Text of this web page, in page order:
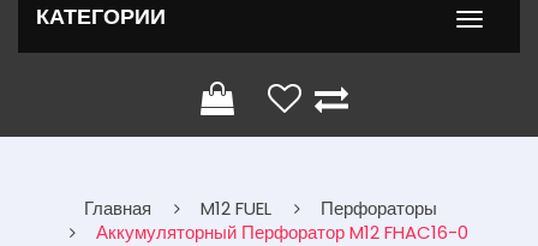
КАТЕГОРИИ
Главная M12 FUEL
Перфораторы
Аккумуляторный Перфоратор M12 FHAC16-0